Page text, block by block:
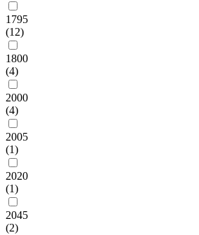
1795
(12)
1800
(4)
2000
(4)
2005
(1)
2020
(1)
2045
(2)